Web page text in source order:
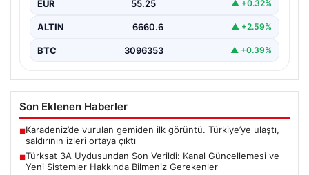
EUR 55.25 ▲ +0.32%
ALTIN 6660.6 ▲ +2.59%
BTC 3096353 ▲ +0.39%
Son Eklenen Haberler
■Karadeniz’de vurulan gemiden ilk görüntü. Türkiye’ye ulaştı,
saldırının izleri ortaya çıktı
■Türksat 3A Uydusundan Son Verildi: Kanal Güncellemesi ve
Yeni Sistemler Hakkında Bilmeniz Gerekenler